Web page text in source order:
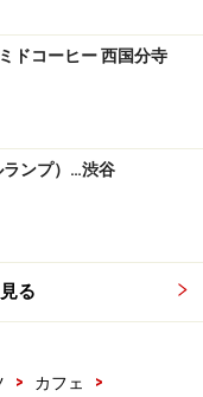
ドコーヒー 西国分寺
ンプ）…渋谷
る
> カフェ
>